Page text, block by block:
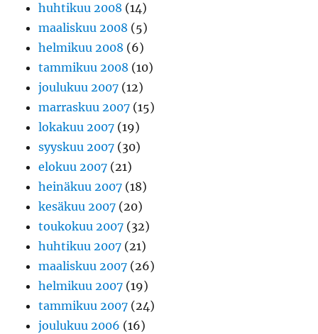
huhtikuu 2008 (14)
maaliskuu 2008 (5)
helmikuu 2008 (6)
tammikuu 2008 (10)
joulukuu 2007 (12)
marraskuu 2007 (15)
lokakuu 2007 (19)
syyskuu 2007 (30)
elokuu 2007 (21)
heinäkuu 2007 (18)
kesäkuu 2007 (20)
toukokuu 2007 (32)
huhtikuu 2007 (21)
maaliskuu 2007 (26)
helmikuu 2007 (19)
tammikuu 2007 (24)
joulukuu 2006 (16)